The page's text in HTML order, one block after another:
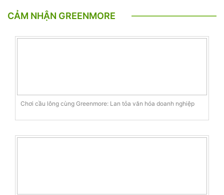
CẢM NHẬN GREENMORE
Chơi cầu lông cùng Greenmore: Lan tỏa văn hóa doanh nghiệp